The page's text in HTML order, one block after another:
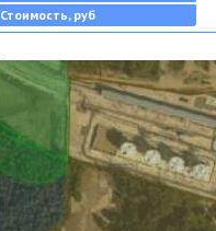
Стоимость, руб